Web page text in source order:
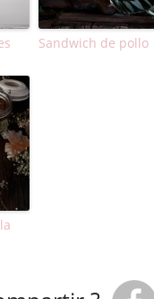
Sandwich de pollo